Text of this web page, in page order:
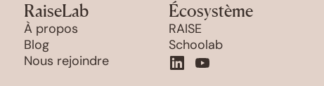
RaiseLab
À propos
Blog
Nous rejoindre
Écosystème
RAISE
Schoolab